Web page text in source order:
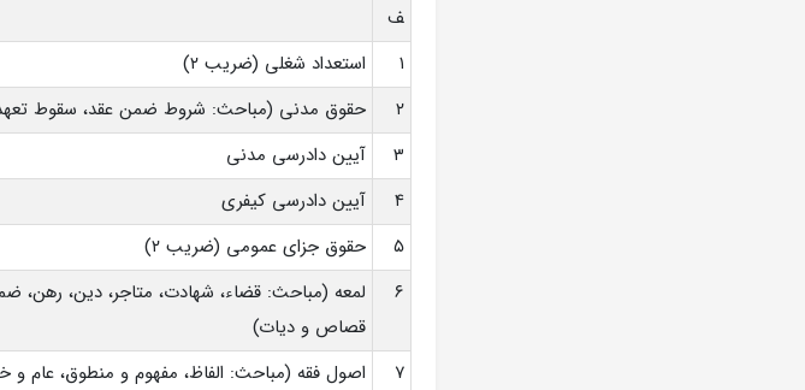
ف
۱
استعداد شغلی (ضریب ۲)
۲
حقوق مدنی (مباحث: شروط ضمن عقد، سقوط تعهدات،
۳
آیین دادرسی مدنی
۴
آیین دادرسی کیفری
۵
حقوق جزای عمومی (ضریب ۲)
۶
لمعه (مباحث: قضاء، شهادت، متاجر، دین، رهن،
قصاص و دیات)
۷
اصول فقه (مباحث: الفاظ، مفهوم و منطوق، عام